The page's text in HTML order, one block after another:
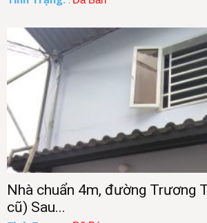
Nhà chuẩn 4m, đường Trương
cũ) Sau...